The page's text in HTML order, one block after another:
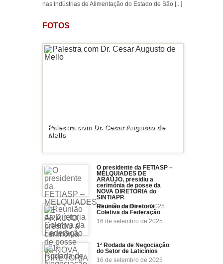
nas Indústrias de Alimentação do Estado de São [...]
FOTOS
Palestra com Dr. Cesar Augusto de
Mello
O presidente da FETIASP –
MELQUIADES DE
ARAÚJO, presidiu a
cerimônia de posse da
NOVA DIRETORIA do
SINTIAPP.
06 de dezembro de 2025
Reunião da Diretoria
Coletiva da Federação
16 de setembro de 2025
1ª Rodada de Negociação
do Setor de Laticínios
16 de setembro de 2025